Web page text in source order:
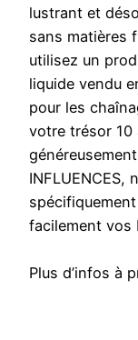
lustrant et
sans matières
utilisez un
liquide vendu
pour les
votre trésor 10
facilement vos
Plus d’infos à